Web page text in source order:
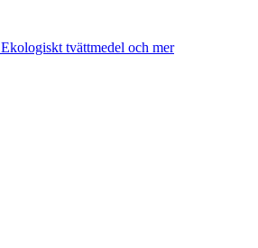
Ekologiskt tvättmedel och mer